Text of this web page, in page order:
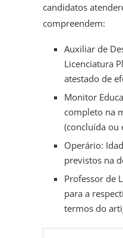
candidatos
compreendem:
Auxiliar de
Licenciatura
atestado de
Monitor
completo na
(concluída ou
Operário:
previstos na
Professor de
para a
termos do